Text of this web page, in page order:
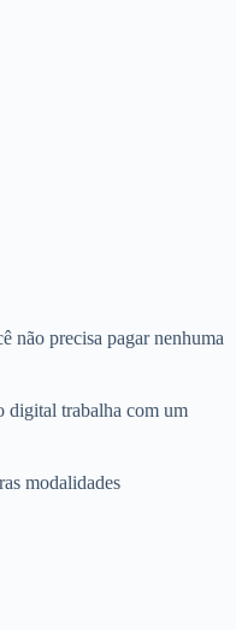
não precisa pagar nenhuma
digital trabalha com um
modalidades